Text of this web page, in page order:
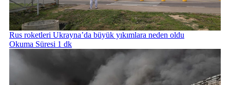
Rus roketleri Ukrayna’da büyük yıkımlara neden oldu
Okuma Süresi 1 dk